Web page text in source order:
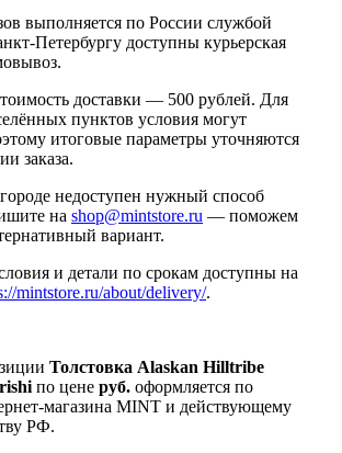
выполняется по России службой
Петербургу доступны курьерская
доставки — 500 рублей. Для
пунктов условия могут
итоговые параметры уточняются
заказа.
недоступен нужный способ
на shop@mintstore.ru — поможем
вариант.
и детали по срокам доступны на
mintstore.ru/about/delivery/.
Толстовка Alaskan Hilltribe
по цене руб. оформляется по
магазина MINT и действующему
РФ.